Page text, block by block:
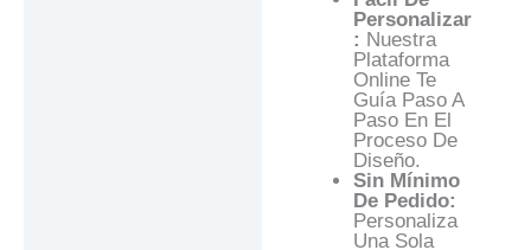
Personalizar
: Nuestra
Plataforma
Online Te
Guía Paso A
Paso En El
Proceso De
Diseño.
Sin Mínimo
De Pedido:
Personaliza
Una Sola